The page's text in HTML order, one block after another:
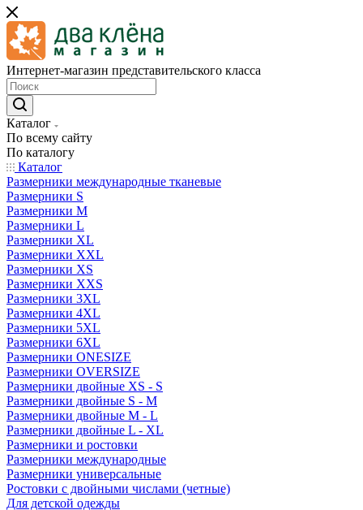
Интернет-магазин представительского класса
Каталог
По всему сайту
По каталогу
Каталог
Размерники международные тканевые
Размерники S
Размерники M
Размерники L
Размерники XL
Размерники XXL
Размерники XS
Размерники XXS
Размерники 3XL
Размерники 4XL
Размерники 5XL
Размерники 6XL
Размерники ONESIZE
Размерники OVERSIZE
Размерники двойные XS - S
Размерники двойные S - M
Размерники двойные M - L
Размерники двойные L - XL
Размерники и ростовки
Размерники международные
Размерники универсальные
Ростовки с двойными числами (четные)
Для детской одежды